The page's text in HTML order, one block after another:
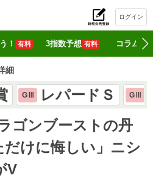
ログイン
！ 有料 3指数予想 有料 コラム
細
GⅢ レパードＳ GⅢ
ゴンブーストの丹
だけに悔しい」ニシ
V